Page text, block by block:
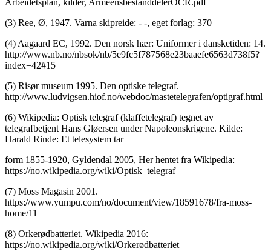
Arbeidetsplan, kilder, ArmeensbestanddelerOCR.pdf
(3) Ree, Ø, 1947. Varna skipreide: - -, eget forlag: 370
(4) Aagaard EC, 1992. Den norsk hær: Uniformer i dansketiden: 14.
http://www.nb.no/nbsok/nb/5e9fc5f787568e23baaefe6563d738f5?
index=42#15
(5) Risør museum 1995. Den optiske telegraf.
http://www.ludvigsen.hiof.no/webdoc/mastetelegrafen/optigraf.html
(6) Wikipedia: Optisk telegraf (klaffetelegraf) tegnet av
telegrafbetjent Hans Gløersen under Napoleonskrigene. Kilde:
Harald Rinde: Et telesystem tar
form 1855-1920, Gyldendal 2005, Her hentet fra Wikipedia:
https://no.wikipedia.org/wiki/Optisk_telegraf
(7) Moss Magasin 2001.
https://www.yumpu.com/no/document/view/18591678/fra-moss-
home/11
(8) Orkerødbatteriet. Wikipedia 2016:
https://no.wikipedia.org/wiki/Orkerødbatteriet